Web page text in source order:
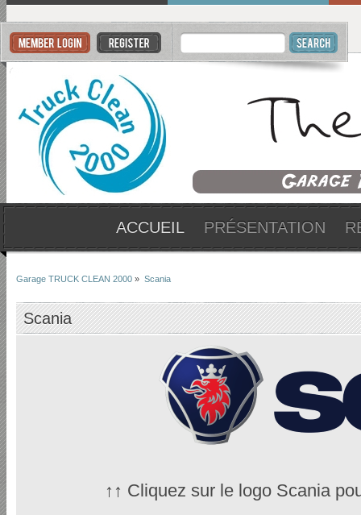
ACCUEIL PRÉSENTATION
Garage TRUCK CLEAN 2000 » Scania
Scania
↑↑ Cliquez sur le logo Scania